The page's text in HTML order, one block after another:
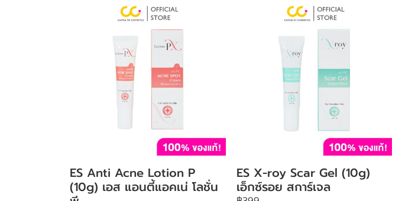
ES Anti Acne Lotion P
(10g) เอส แอนตี้แอคเน่ โลชั่น
ES X-roy Scar Gel (10g)
เอ็กซ์รอย สการ์เจล